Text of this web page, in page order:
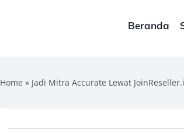
Beranda
Home » Jadi Mitra Accurate Lewat